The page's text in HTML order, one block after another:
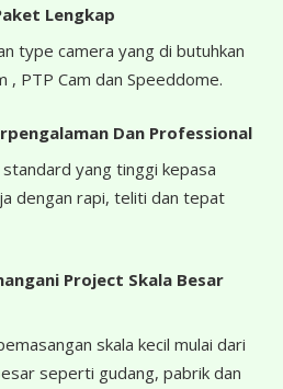
Lengkap
type camera yang di butuhkan
, PTP Cam dan Speeddome.
Dan Professional
yang tinggi kepasa
dengan rapi, teliti dan tepat
Project Skala Besar
skala kecil mulai dari
seperti gudang, pabrik dan